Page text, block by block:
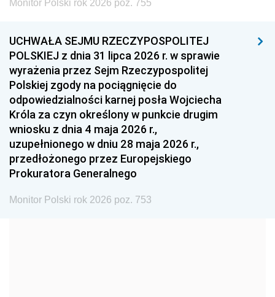
1996 1995 1994
1993 1992 1991
1990 1989
1987 1986 1985
1984 1983
1981 1980 1979
1978 1977
1975 1974
Monitor Polski rok 2026 poz. 755
UCHWAŁA SEJMU RZECZYPOSPOLITEJ
POLSKIEJ z dnia 31 lipca 2026 r. w sprawie
wyrażenia przez Sejm Rzeczypospolitej
Polskiej zgody na pociągnięcie do
odpowiedzialności karnej posła Wojciecha
Króla za czyn określony w punkcie drugim
wniosku z dnia 4 maja 2026 r.,
uzupełnionego w dniu 28 maja 2026 r.,
przedłożonego przez Europejskiego
Prokuratora Generalnego
Monitor Polski rok 2026 poz. 753